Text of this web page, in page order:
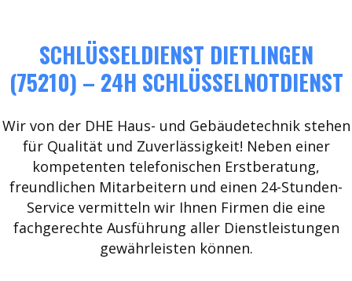
SCHLÜSSELDIENST DIETLINGEN
(75210) – 24H SCHLÜSSELNOTDIENST
Wir von der DHE Haus- und Gebäudetechnik stehen
für Qualität und Zuverlässigkeit! Neben einer
kompetenten telefonischen Erstberatung,
freundlichen Mitarbeitern und einen 24-Stunden-
Service vermitteln wir Ihnen Firmen die eine
fachgerechte Ausführung aller Dienstleistungen
gewährleisten können.